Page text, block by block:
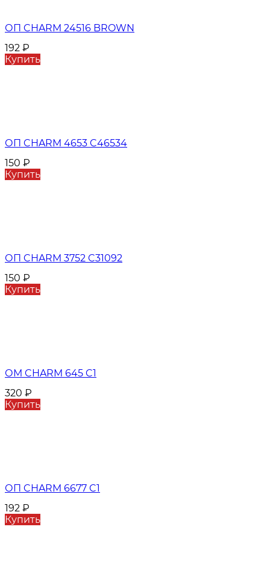
ОП CHARM 24516 BROWN
192 ₽
Купить
ОП CHARM 4653 C46534
150 ₽
Купить
ОП CHARM 3752 C31092
150 ₽
Купить
ОМ CHARM 645 C1
320 ₽
Купить
ОП CHARM 6677 C1
192 ₽
Купить